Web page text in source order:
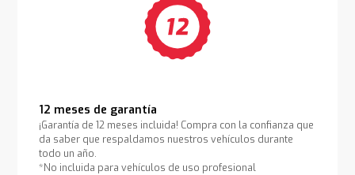
12 meses de garantía
¡Garantía de 12 meses incluida! Compra con la confianza que
da saber que respaldamos nuestros vehículos durante
todo un año.
*No incluida para vehículos de uso profesional